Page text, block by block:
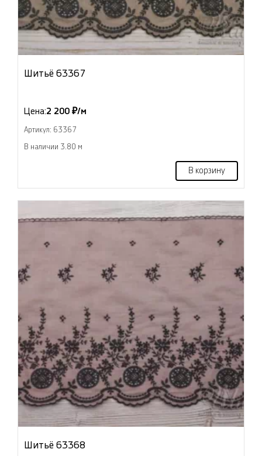
Шитьё 63367
Цена:2 200 ₽/м
Артикул: 63367
В наличии 3.80 м
В корзину
Шитьё 63368